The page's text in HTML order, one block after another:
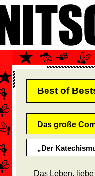
Best of
Das große
„Der
Das Leben,